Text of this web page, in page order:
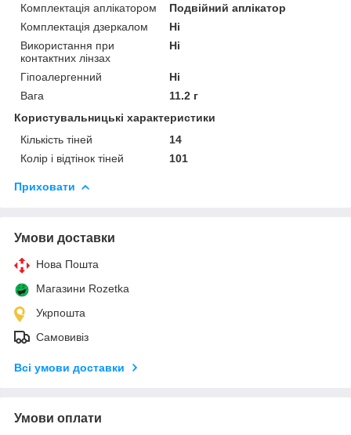
Комплектація аплікатором
Подвійний аплікатор
Комплектація дзеркалом
Ні
Використання при
контактних лінзах
Ні
Гіпоалергенний
Ні
Вага
11.2 г
Користувальницькі характеристики
Кількість тіней
14
Колір і відтінок тіней
101
Приховати
Умови доставки
Нова Пошта
Магазини Rozetka
Укрпошта
Самовивіз
Всі умови доставки
Умови оплати